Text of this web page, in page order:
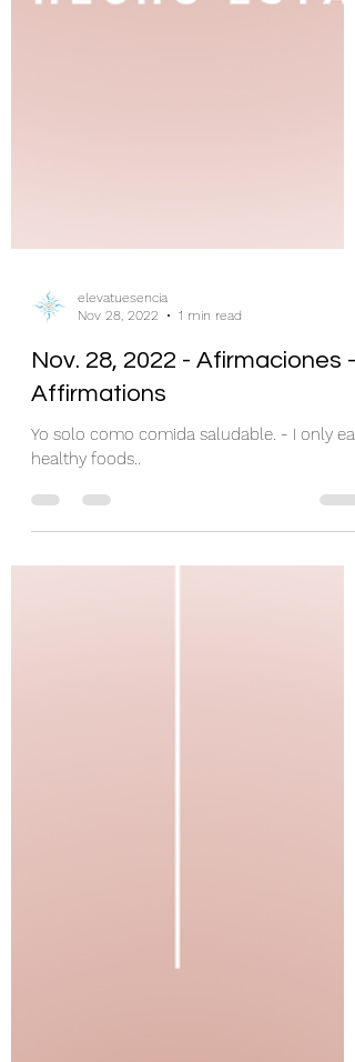
Nov 28, 2022
1 min read
Nov. 28, 2022 - Afirmaciones -
Affirmations
healthy foods..